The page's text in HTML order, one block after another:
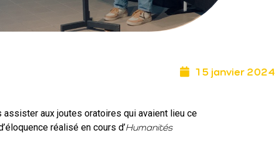
15 janvier 2024
assister aux joutes oratoires qui avaient lieu ce
réalisé en cours d’Humanités